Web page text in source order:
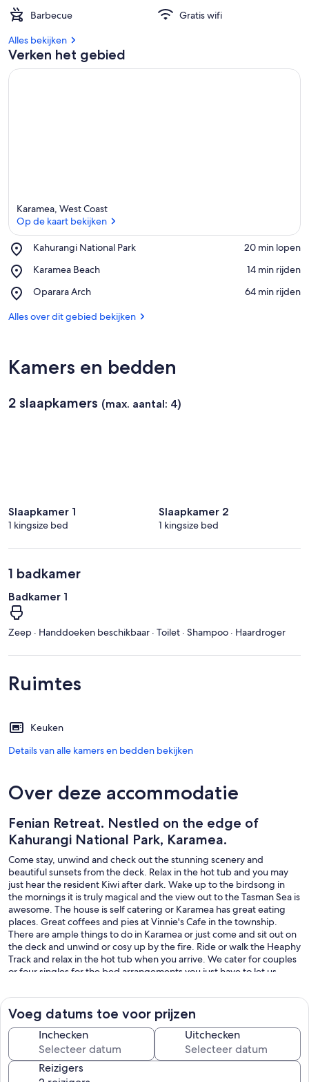
Barbecue
Gratis wifi
Alles bekijken
Verken het gebied
Karamea, West Coast
Op de kaart bekijken
Kahurangi National Park
Place,
National
‪20 min lopen‬
Karamea Beach
Place,
Beach
‪14 min rijden‬
Oparara Arch
Place,
Arch
‪64 min rijden‬
Alles over dit gebied bekijken
Kamers en bedden
2 slaapkamers (max. aantal: 4)
Slaapkamer 1
1 kingsize bed
Slaapkamer 2
1 kingsize bed
1 badkamer
Badkamer 1
Zeep · Handdoeken beschikbaar · Toilet · Shampoo · Haardroger
Ruimtes
Keuken
Details van alle kamers en bedden bekijken
Over deze accommodatie
Fenian Retreat. Nestled on the edge of
Kahurangi National Park, Karamea.
Come stay, unwind and check out the stunning scenery and
beautiful sunsets from the deck. Relax in the hot tub and you may
just hear the resident Kiwi after dark. Wake up to the birdsong in
the mornings it is truly magical and the view out to the Tasman Sea is
awesome. The house is self catering or Karamea has great eating
places. Great coffees and pies at Vinnie's Cafe in the township.
There are ample things to do in Karamea or just come and sit out on
the deck and unwind or cosy up by the fire. Ride or walk the Heaphy
Track and relax in the hot tub when you arrive. We cater for couples
or four singles for the bed arrangements you just have to let us
walks, cave tours to the Oparara Caves or just go visit the Oparara
Basin we have spectacular scenery here on the West Coast, take an
evening stroll around the Karamea Estuary track. Bring your rod and
cast out for a snapper at Mossyburn Bridge or throw the line out up
the Karamea River for a trout. Check out our museum and the
history of Karamea. The Karamea Information Centre website has
great information on things to see and do. The address is 334
Voeg datums toe voor prijzen
Inchecken Uitchecken
Reizigers